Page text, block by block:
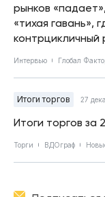
рынков
«тихая гавань»,
контрцикличный
Интервью Глобал
Итоги торгов 27
Итоги торгов за
Торги ВДОграф